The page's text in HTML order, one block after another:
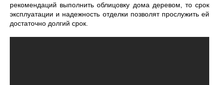
рекомендаций выполнить облицовку дома деревом, то срок
эксплуатации и надежность отделки позволят прослужить ей
достаточно долгий срок.